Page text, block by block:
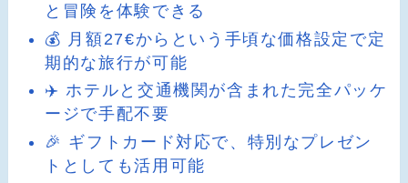
と冒険を体験できる
💰 月額27€からという手頃な価格設定で定
期的な旅行が可能
✈️ ホテルと交通機関が含まれた完全パッケ
ージで手配不要
🎉 ギフトカード対応で、特別なプレゼン
トとしても活用可能